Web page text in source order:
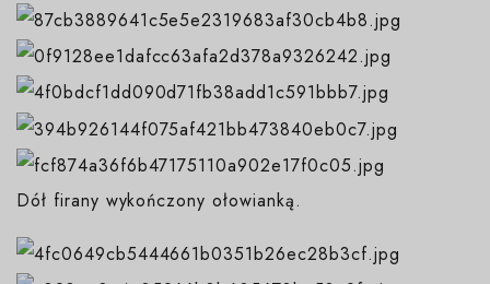
Dół firany wykończony ołowianką.